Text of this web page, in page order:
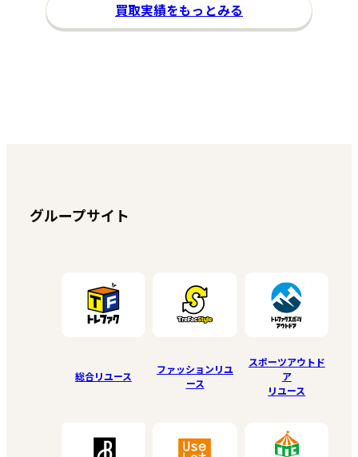
買取実績をもっとみる
グループサイト
総合リユース
ファッションリユ
ース
スポーツアウトド
ア
リユース